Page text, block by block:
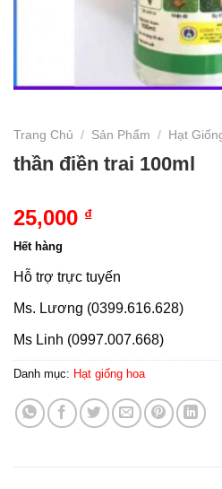
Trang Chủ / Sản Phẩm / Hạt
thần điền trai 100ml
25,000 ₫
Hết hàng
Hỗ trợ trực tuyến
Ms. Lương (0399.616.628)
Ms Linh (0997.007.668)
Danh mục: Hạt giống hoa